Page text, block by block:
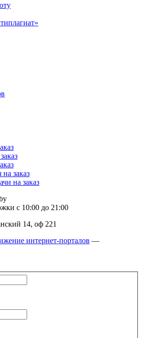
заказ
на заказ
с 10:00 до 21:00
14, оф 221
интернет-порталов —